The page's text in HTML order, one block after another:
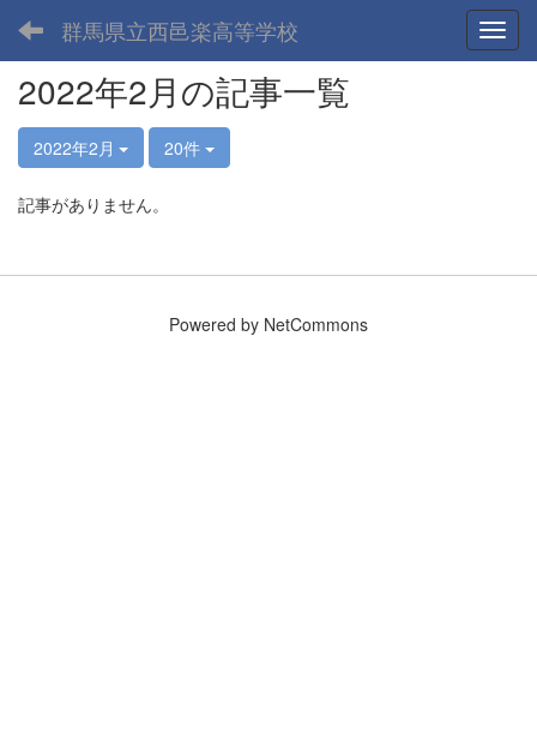
群馬県立西邑楽高等学校
2022年2月の記事一覧
2022年2月 20件
記事がありません。
Powered by NetCommons